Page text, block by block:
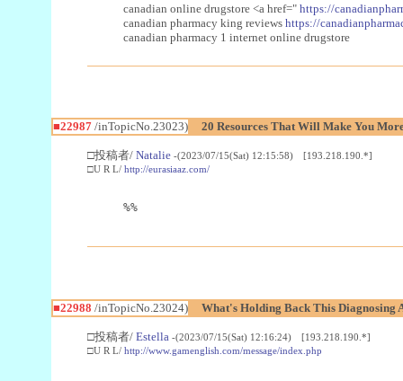
canadian online drugstore <a href=" https://
canadian pharmacy king reviews https://
canadian pharmacy 1 internet online drugstore
■22987/inTopicNo.23023) 20 Resources That Will Make You
□投稿者/ Natalie -(2023/07/15(Sat) 12:15:58) [193.218.190.*]
□U R L/ http://eurasiaaz.com/
%%
■22988 /inTopicNo.23024) What's Holding Back This Diagnosing
□投稿者/ Estella -(2023/07/15(Sat) 12:16:24) [193.218.190.*]
□U R L/ http://www.gamenglish.com/message/index.php